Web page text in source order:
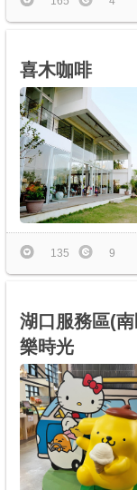
喜木咖啡
135 9
湖口服務區(
樂時光